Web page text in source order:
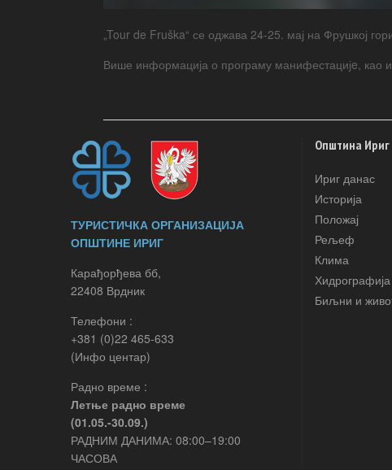
„Tour de Fruška“ се оджава 24-25. мај на Фрушкој
Више информација о програму манифестацијe, као
ТУРИСТИЧКА ОРГАНИЗАЦИЈА
ОПШТИНЕ ИРИГ
Карађорђева бб,
22408 Врдник
Телефони :
+381 (0)22 465-633
(Инфо центар)
Радно време :
Летње радно време
(01.05.-30.09.)
РАДНИМ ДАНИМА: 08:00–19:00
ЧАСОВА
Општина Ириг
Ириг данас
Историја
Положај
Рељеф
Клима
Хидрографија
Биљни и